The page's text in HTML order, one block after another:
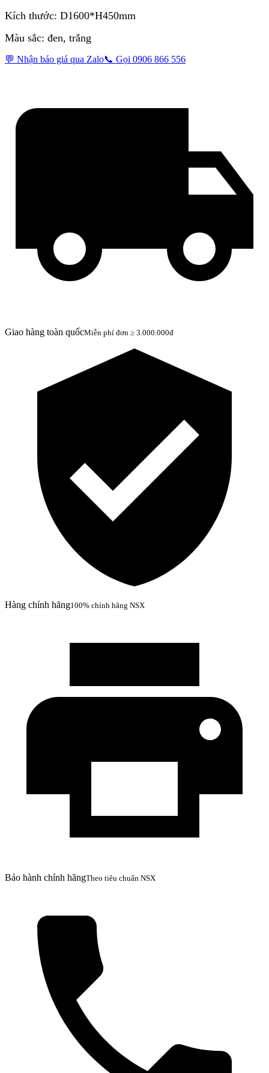
Kích thước: D1600*H450mm
Màu sắc: đen, trắng
💬 Nhận báo giá qua Zalo📞 Gọi 0906 866 556
Giao hàng toàn quốcMiễn phí đơn ≥ 3.000.000đ
Hàng chính hãng100% chính hãng NSX
Bảo hành chính hãngTheo tiêu chuẩn NSX